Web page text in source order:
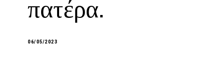
πατέρα.
06/05/2023